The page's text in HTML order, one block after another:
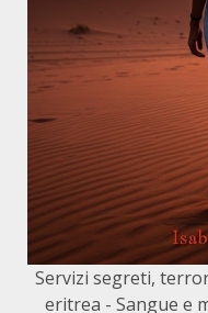
Servizi segreti,
eritrea - Sangue e